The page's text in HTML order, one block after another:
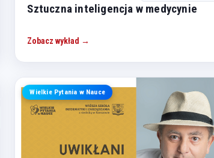
Sztuczna inteligencja w medycynie
Zobacz wykład →
Wielkie Pytania w Nauce